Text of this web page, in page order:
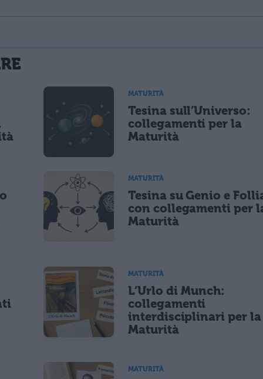
cookie salvi i tuoi dati (nome, email) per il prossimo commento.
di marketing diretto con modalità automatizzate o tradizionali
MATURITÀ
Tesina sull’Universo:
collegamenti per la
Maturità
MATURITÀ
Tesina su Genio e
con collegamenti per
Maturità
MATURITÀ
L’Urlo di Munch:
collegamenti
interdisciplinari per la
Maturità
MATURITÀ